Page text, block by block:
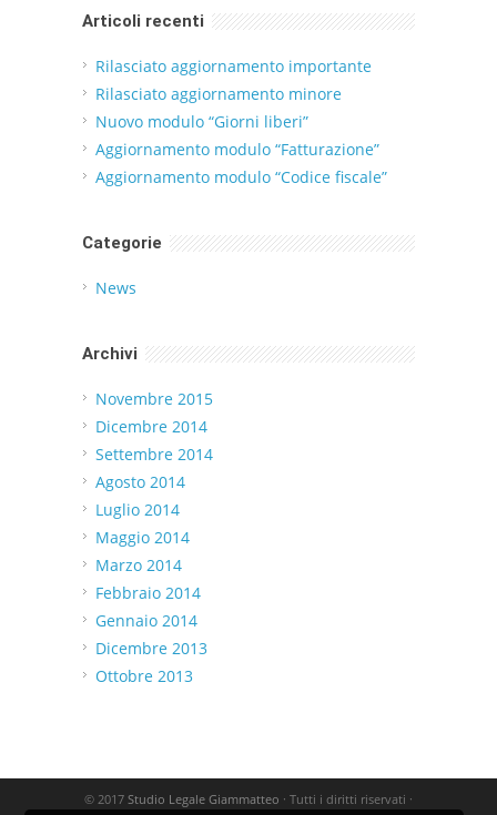
Articoli recenti
Rilasciato aggiornamento importante
Rilasciato aggiornamento minore
Nuovo modulo “Giorni liberi”
Aggiornamento modulo “Fatturazione”
Aggiornamento modulo “Codice fiscale”
Categorie
News
Archivi
Novembre 2015
Dicembre 2014
Settembre 2014
Agosto 2014
Luglio 2014
Maggio 2014
Marzo 2014
Febbraio 2014
Gennaio 2014
Dicembre 2013
Ottobre 2013
© 2017 Studio Legale Giammatteo · Tutti i diritti riservati ·